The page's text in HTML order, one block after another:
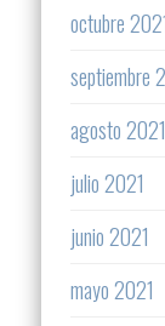
octubre
septiembre
agosto 2021
julio 2021
junio 2021
mayo 2021